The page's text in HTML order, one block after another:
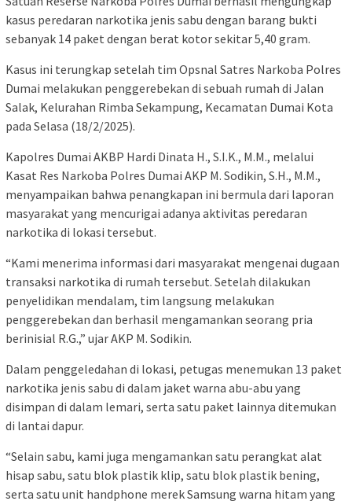
kasus peredaran narkotika jenis sabu dengan barang bukti
sebanyak 14 paket dengan berat kotor sekitar 5,40 gram.
Kasus ini terungkap setelah tim Opsnal Satres Narkoba Polres
Dumai melakukan penggerebekan di sebuah rumah di Jalan
Salak, Kelurahan Rimba Sekampung, Kecamatan Dumai Kota
pada Selasa (18/2/2025).
Kapolres Dumai AKBP Hardi Dinata H., S.I.K., M.M., melalui
Kasat Res Narkoba Polres Dumai AKP M. Sodikin, S.H., M.M.,
menyampaikan bahwa penangkapan ini bermula dari laporan
masyarakat yang mencurigai adanya aktivitas peredaran
narkotika di lokasi tersebut.
“Kami menerima informasi dari masyarakat mengenai dugaan
transaksi narkotika di rumah tersebut. Setelah dilakukan
penyelidikan mendalam, tim langsung melakukan
penggerebekan dan berhasil mengamankan seorang pria
berinisial R.G.,” ujar AKP M. Sodikin.
Dalam penggeledahan di lokasi, petugas menemukan 13 paket
narkotika jenis sabu di dalam jaket warna abu-abu yang
disimpan di dalam lemari, serta satu paket lainnya ditemukan
di lantai dapur.
“Selain sabu, kami juga mengamankan satu perangkat alat
hisap sabu, satu blok plastik klip, satu blok plastik bening,
serta satu unit handphone merek Samsung warna hitam yang